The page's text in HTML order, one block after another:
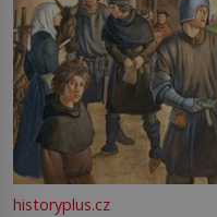
historyplus.cz